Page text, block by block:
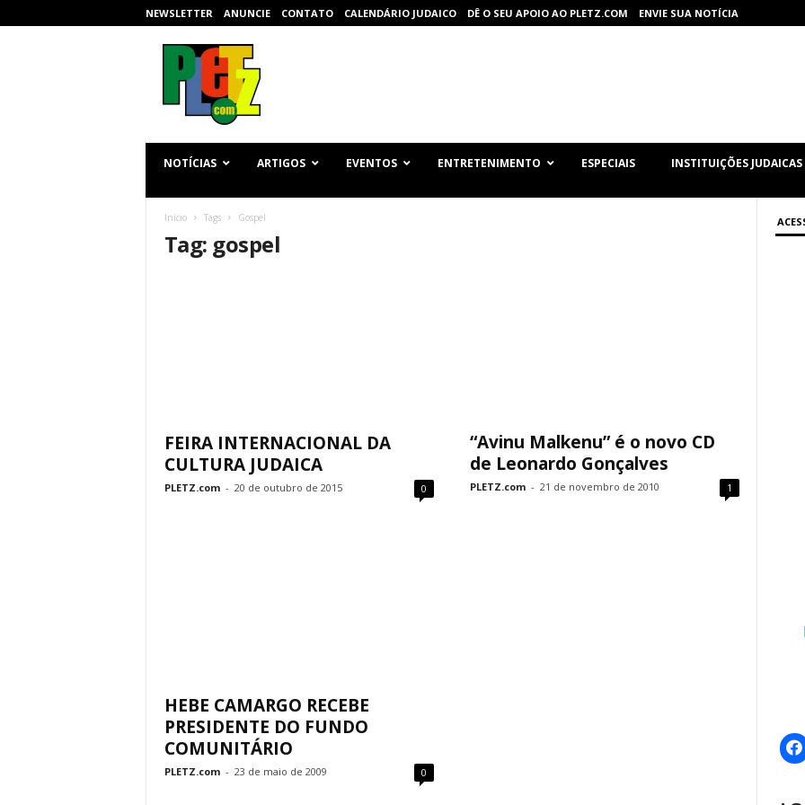
NEWSLETTER ANUNCIE CONTATO CALENDÁRIO JUDAICO DÊ O SEU APOIO AO PLETZ.COM ENVIE SUA NOTÍCIA
NOTÍCIAS ARTIGOS EVENTOS ENTRETENIMENTO ESPECIAIS INSTITUIÇÕES JUDAICAS
Início Tags Gospel
Tag: gospel
FEIRA INTERNACIONAL DA
CULTURA JUDAICA
PLETZ.com - 20 de outubro de 2015 0
“Avinu Malkenu” é o novo CD
de Leonardo Gonçalves
PLETZ.com - 21 de novembro de 2010 1
HEBE CAMARGO RECEBE
PRESIDENTE DO FUNDO
COMUNITÁRIO
PLETZ.com - 23 de maio de 2009 0